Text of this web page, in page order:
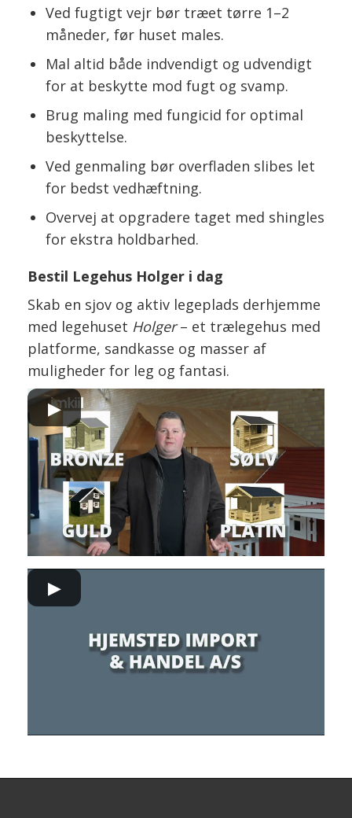
Ved fugtigt vejr bør træet tørre 1–2
måneder, før huset males.
Mal altid både indvendigt og udvendigt
for at beskytte mod fugt og svamp.
Brug maling med fungicid for optimal
beskyttelse.
Ved genmaling bør overfladen slibes let
for bedst vedhæftning.
Overvej at opgradere taget med shingles
for ekstra holdbarhed.
Bestil Legehus Holger i dag
Skab en sjov og aktiv legeplads derhjemme
med legehuset Holger– et trælegehus med
platforme, sandkasse og masser af
muligheder for leg og fantasi.
▶
▶